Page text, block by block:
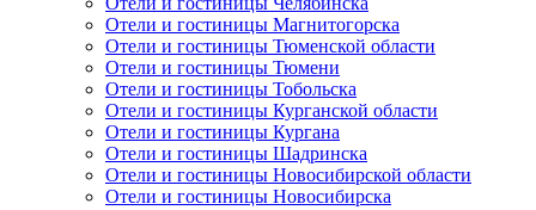
Отели и гостиницы Магнитогорска
Отели и гостиницы Тюменской области
Отели и гостиницы Тюмени
Отели и гостиницы Тобольска
Отели и гостиницы Курганской области
Отели и гостиницы Кургана
Отели и гостиницы Шадринска
Отели и гостиницы Новосибирской области
Отели и гостиницы Новосибирска